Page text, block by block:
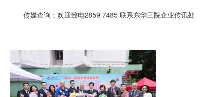
传媒查询：欢迎致电2859 7485 联系东华三院企业传讯处